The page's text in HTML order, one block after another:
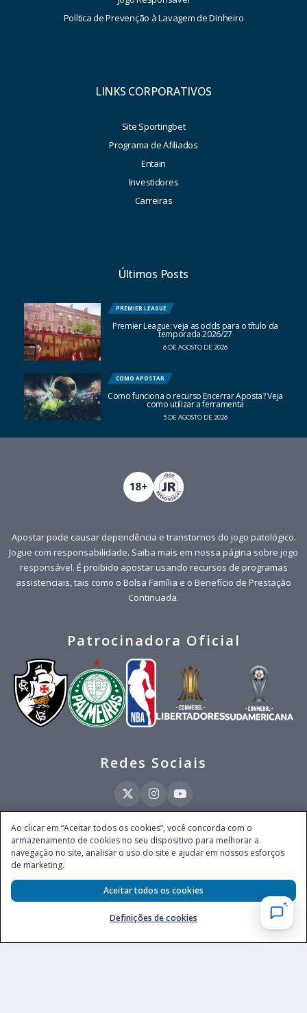
Política de Prevenção à Lavagem de Dinheiro
LINKS CORPORATIVOS
Site Sportingbet
Programa de Afiliados
Entain
Investidores
Carreiras
Últimos Posts
PREMIER LEAGUE
Premier League: veja as odds para o título da
temporada 2026/27
6 DE AGOSTO DE 2026
COMO APOSTAR
Como funciona o recurso Encerrar Aposta? Veja
como utilizar a ferramenta
5 DE AGOSTO DE 2026
Apostar pode causar dependência e transtornos do jogo patológico.
Jogue com responsabilidade. Saiba mais em nossa página sobre jogo
responsável. É proibido apostar usando recursos de programas
assistenciais, tais como o Bolsa Família e o Benefício de Prestação
Continuada.
Patrocinadora Oficial
Redes Sociais
Este site é operado pela Ventmear Brasil LTDA (CNPJ 52.868.380/0001-84), com
endereço na Avenida Brigadeiro Faria Lima, nº 4.055, 3º andar, Itaim Bibi, no
Município de São Paulo, Estado de São Paulo, CEP 04538-133, Brasil - empresa
Secretaria de Prêmios e Apostas do Ministério da Fazenda, conforme Portaria nº
247, de 07.02.2025, publicada no DOU em 11.2.2025.
Ao clicar em “Aceitar todos os cookies”, você concorda com o
armazenamento de cookies no seu dispositivo para melhorar a
navegação no site, analisar o uso do site e ajudar em nossos esforços
de marketing.
Definições de cookies
Aceitar todos os cookies